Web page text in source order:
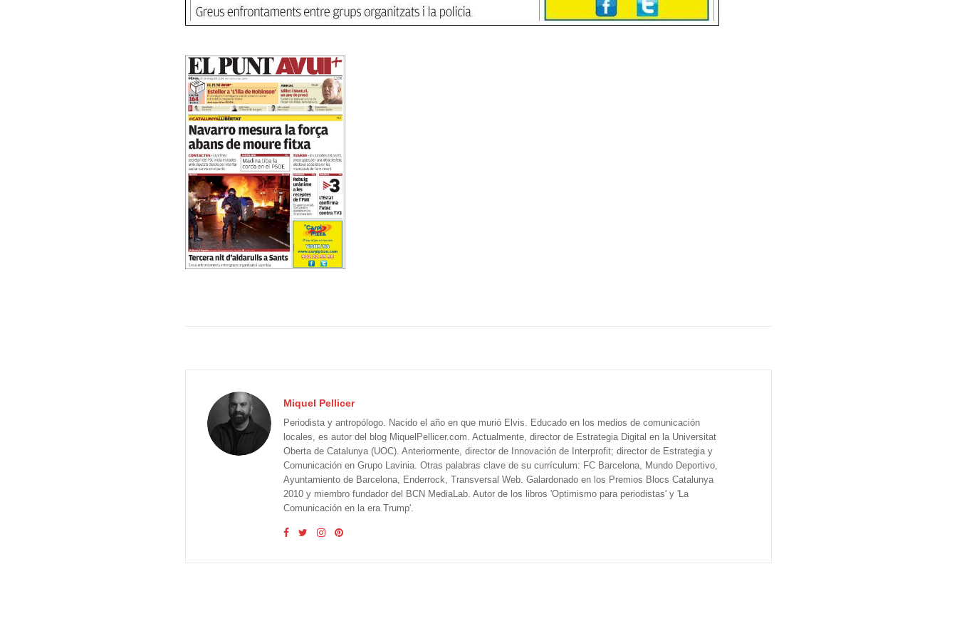
Miquel Pellicer
Periodista y antropólogo. Nacido el año en que murió Elvis. Educado en los medios de comunicación
locales, es autor del blog MiquelPellicer.com. Actualmente, director de Estrategia Digital en la Universitat
Oberta de Catalunya (UOC). Anteriormente, director de Innovación de Interprofit; director de Estrategia y
Comunicación en Grupo Lavinia. Otras palabras clave de su currículum: FC Barcelona, Mundo Deportivo,
Ayuntamiento de Barcelona, Enderrock, Transversal Web. Galardonado en los Premios Blocs Catalunya
2010 y miembro fundador del BCN MediaLab. Autor de los libros 'Optimismo para periodistas' y 'La
Comunicación en la era Trump'.